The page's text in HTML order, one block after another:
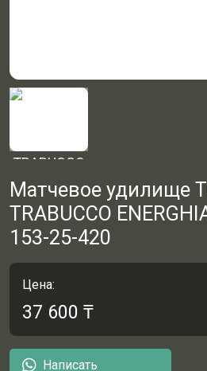
Матчевое удилище
TRABUCCO
153-25-420
Цена:
37 600 ₸
Написать